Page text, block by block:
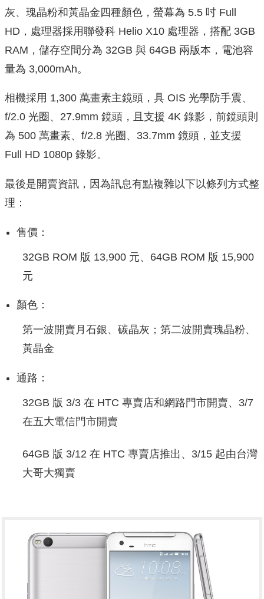
灰、瑰晶粉和黃晶金四種顏色，螢幕為 5.5 吋 Full
HD，處理器採用聯發科 Helio X10 處理器，搭配 3GB
RAM，儲存空間分為 32GB 與 64GB 兩版本，電池容
量為 3,000mAh。
相機採用 1,300 萬畫素主鏡頭，具 OIS 光學防手震、
f/2.0 光圈、27.9mm 鏡頭，且支援 4K 錄影，前鏡頭則
為 500 萬畫素、f/2.8 光圈、33.7mm 鏡頭，並支援
Full HD 1080p 錄影。
最後是開賣資訊，因為訊息有點複雜以下以條列方式整
理：
售價：
32GB ROM 版 13,900 元、64GB ROM 版 15,900
元
顏色：
第一波開賣月石銀、碳晶灰；第二波開賣瑰晶粉、
黃晶金
通路：
32GB 版 3/3 在 HTC 專賣店和網路門市開賣、3/7
在五大電信門市開賣
64GB 版 3/12 在 HTC 專賣店推出、3/15 起由台灣
大哥大獨賣